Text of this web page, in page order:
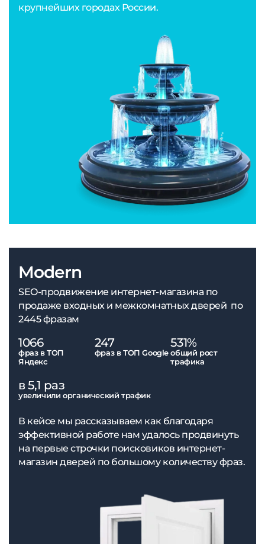
крупнейших городах России.
Modern
SEO-продвижение интернет-магазина по
продаже входных и межкомнатных дверей по
2445 фразам
1066
фраз в ТОП
Яндекс
247
фраз в ТОП Google
531%
общий рост
трафика
в 5,1 раз
увеличили органический трафик
В кейсе мы рассказываем как благодаря
эффективной работе нам удалось продвинуть
на первые строчки поисковиков интернет-
магазин дверей по большому количеству фраз.